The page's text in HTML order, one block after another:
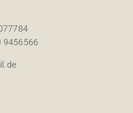
9456566‬